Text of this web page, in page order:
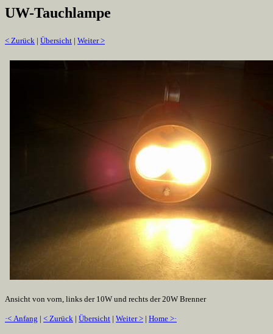
UW-Tauchlampe
< Zurück | Übersicht | Weiter >
Ansicht von vorn, links der 10W und rechts der 20W Brenner
·< Anfang | < Zurück | Übersicht | Weiter > | Home >·